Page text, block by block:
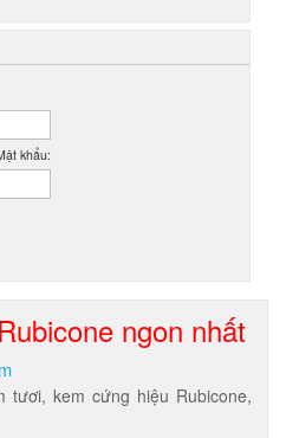
khẩu:
ngon nhất
tươi, kem cứng hiệu Rubicone,